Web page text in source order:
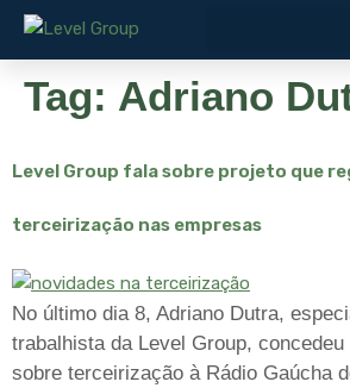
Tag: Adriano
Level Group fala sobre projeto que
terceirização nas empresas
No último dia 8, Adriano Dutra,
trabalhista da Level Group,
sobre terceirização à Rádio Gaúcha